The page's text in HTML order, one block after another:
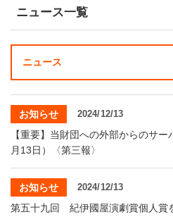
・ イベントカレンダー
・ 館内サービス・アクセシビリティ
・ レストラン/カフェ
施設を借りる
KAATについて
ニュース一覧
ニュース
お知らせ 2024/12/13
【重要】当財団への外部からのサ
月13日）〈第三報〉
お知らせ 2024/12/13
第五十九回 紀伊國屋演劇賞個人賞